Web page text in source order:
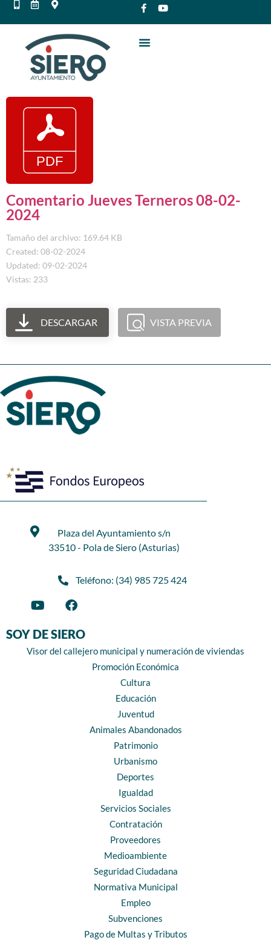
Comentario Jueves Terneros 08-02-
2024
Tamaño del archivo: 169.64 KB
Created: 08-02-2024
Updated: 09-02-2024
Vistas: 233
DESCARGAR VISTA PREVIA
Plaza del Ayuntamiento s/n
33510 - Pola de Siero (Asturias)
Teléfono: (34) 985 725 424
SOY DE SIERO
Visor del callejero municipal y numeración de viviendas
Promoción Económica
Cultura
Educación
Juventud
Animales Abandonados
Patrimonio
Urbanismo
Deportes
Igualdad
Servicios Sociales
Contratación
Proveedores
Medioambiente
Seguridad Ciudadana
Normativa Municipal
Empleo
Subvenciones
Pago de Multas y Tributos